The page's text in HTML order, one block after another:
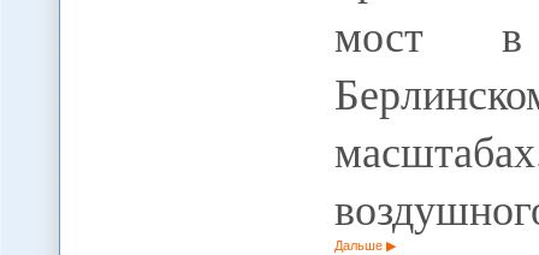
мост в
Дальше